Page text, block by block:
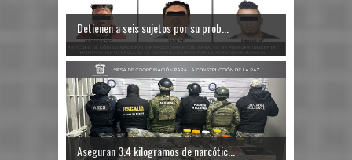
Detienen a seis sujetos por su prob...
Aseguran 3.4 kilogramos de narcótic...